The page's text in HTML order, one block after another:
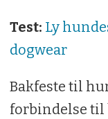
Test: Ly
dogwear
Bakfeste til
forbindelse til